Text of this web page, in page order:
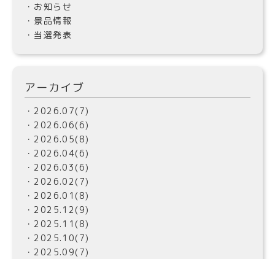
・お知らせ
・景品情報
・当選発表
アーカイブ
・2026.07(7)
・2026.06(6)
・2026.05(8)
・2026.04(6)
・2026.03(6)
・2026.02(7)
・2026.01(8)
・2025.12(9)
・2025.11(8)
・2025.10(7)
・2025.09(7)